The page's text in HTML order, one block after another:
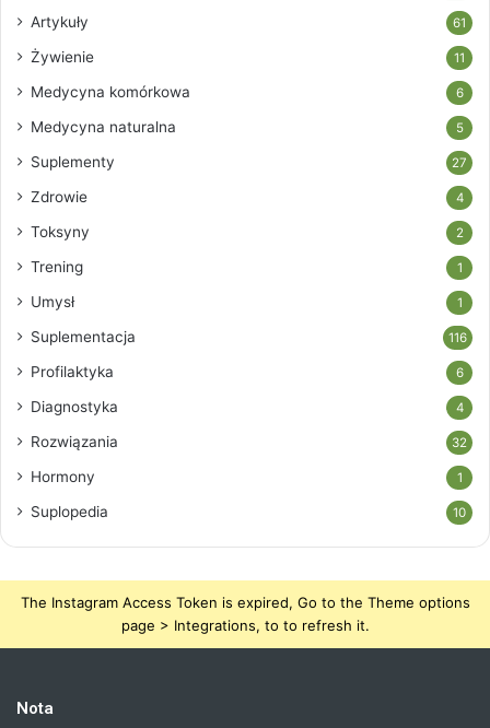
Artykuły 61
Żywienie 11
Medycyna komórkowa 6
Medycyna naturalna 5
Suplementy 27
Zdrowie 4
Toksyny 2
Trening 1
Umysł 1
Suplementacja 116
Profilaktyka 6
Diagnostyka 4
Rozwiązania 32
Hormony 1
Suplopedia 10
The Instagram Access Token is expired, Go to the Theme options
page > Integrations, to to refresh it.
Nota